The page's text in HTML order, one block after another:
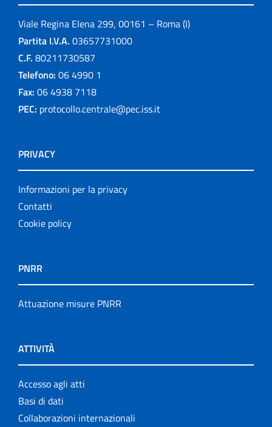
Viale Regina Elena 299, 00161 – Roma (I)
Partita I.V.A. 03657731000
C.F. 80211730587
Telefono: 06 4990 1
Fax: 06 4938 7118
PEC: protocollo.centrale@pec.iss.it
PRIVACY
Informazioni per la privacy
Contatti
Cookie policy
PNRR
Attuazione misure PNRR
ATTIVITÀ
Accesso agli atti
Basi di dati
Collaborazioni internazionali